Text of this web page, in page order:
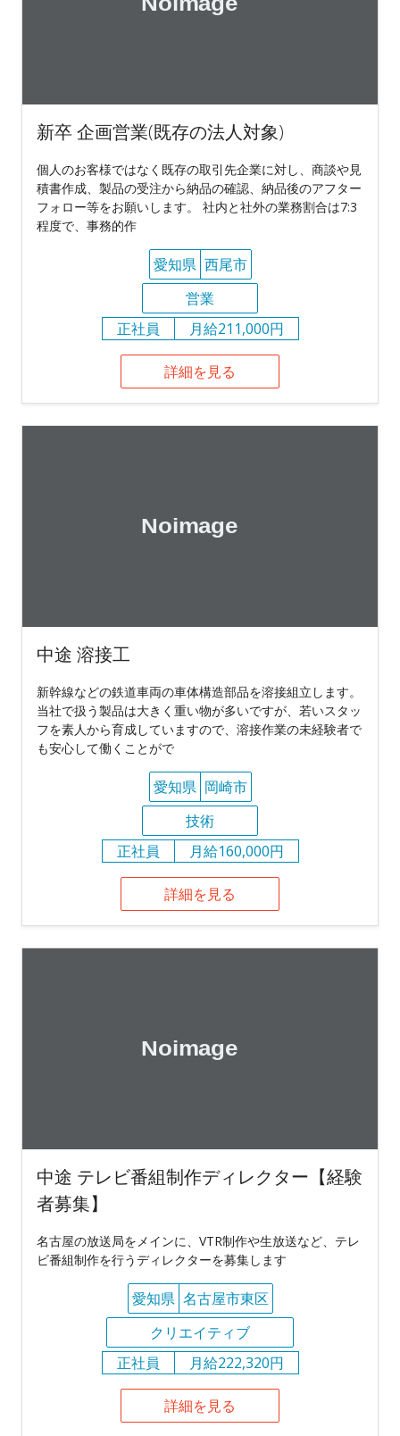
新卒 企画営業(既存の法人対象)
個人のお客様ではなく既存の取引先企業に対し、商談や見
積書作成、製品の受注から納品の確認、納品後のアフター
フォロー等をお願いします。 社内と社外の業務割合は7:3
程度で、事務的作
愛知県 西尾市
営業
正社員
月給211,000円
詳細を見る
中途 溶接工
新幹線などの鉄道車両の車体構造部品を溶接組立します。
当社で扱う製品は大きく重い物が多いですが、若いスタッ
フを素人から育成していますので、溶接作業の未経験者で
も安心して働くことがで
愛知県 岡崎市
技術
正社員
月給160,000円
詳細を見る
中途 テレビ番組制作ディレクター【経験
者募集】
名古屋の放送局をメインに、VTR制作や生放送など、テレ
ビ番組制作を行うディレクターを募集します
愛知県 名古屋市東区
クリエイティブ
正社員
月給222,320円
詳細を見る